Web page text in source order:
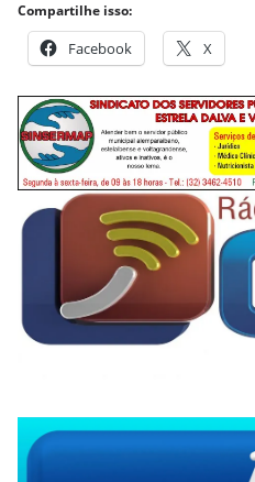
Compartilhe isso:
Facebook X